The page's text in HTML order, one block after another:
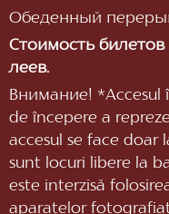
Обеденный перерыв:
Стоимость билетов
леев.
Внимание! *Accesul
de începere a
accesul se face doar
sunt locuri libere la
este interzisă
aparatelor